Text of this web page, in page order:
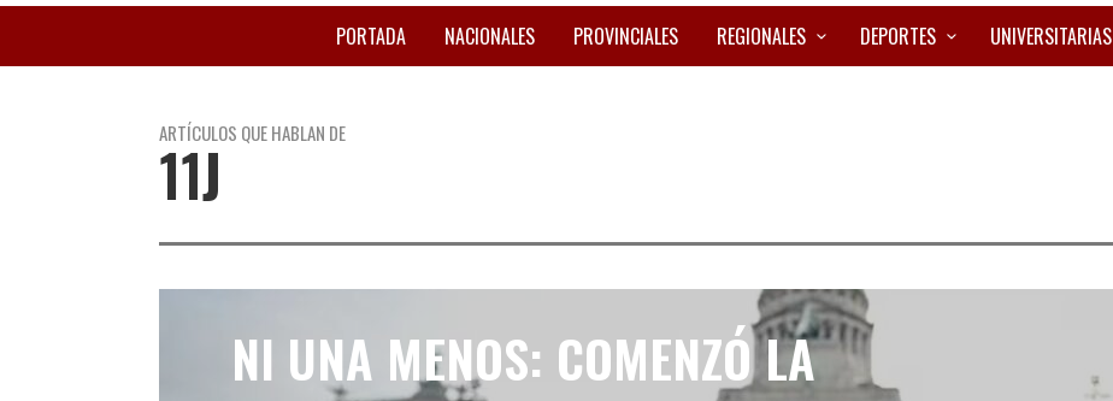
PORTADA NACIONALES PROVINCIALES REGIONALES DEPORTES UNIVERSITARIAS
ARTÍCULOS QUE HABLAN DE
11J
NI UNA MENOS: COMENZÓ LA